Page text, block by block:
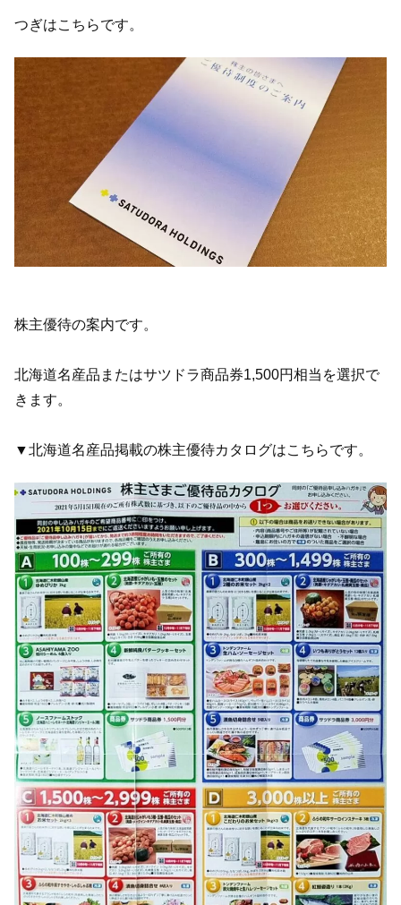
つぎはこちらです。
株主優待の案内です。
北海道名産品またはサツドラ商品券1,500円相当を選択で
きます。
▼北海道名産品掲載の株主優待カタログはこちらです。